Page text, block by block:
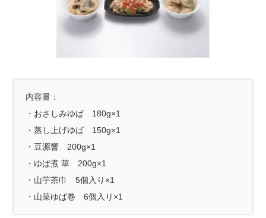
内容量：
・おさしみゆば 180g×1
・蒸し上げゆば 150g×1
・豆源響 200g×1
・ゆば煮 華 200g×1
・山芋茶巾 5個入り×1
・山菜ゆば巻 6個入り×1